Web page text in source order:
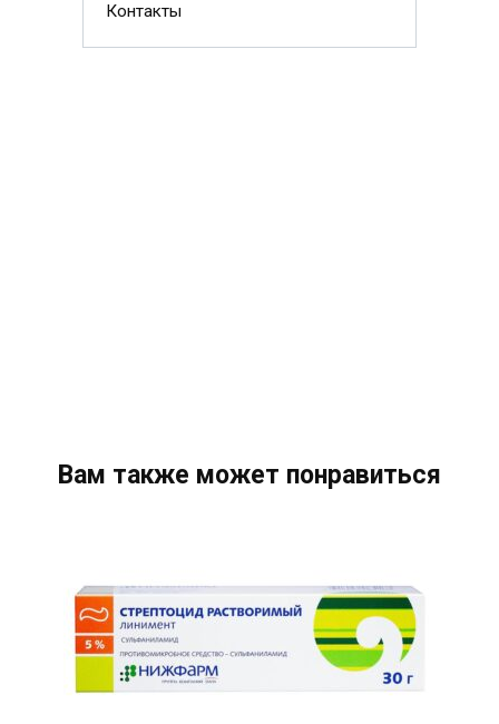
Контакты
Вам также может понравиться